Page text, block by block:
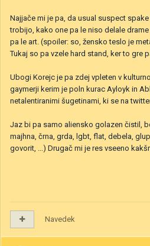
Najjače mi je pa, da usual suspect
trobijo, kako one pa le niso delale
pa le art. (spoiler: so, žensko teslo je
Tukaj so pa vzele hard stand, ker to gre
Ubogi Korejc je pa zdej vpleten v
gaymerji kerim je poln kurac Ayloyk in
netalentiranimi šugetinami, ki se na
Jaz bi pa samo aliensko golazen čistil,
majhna, črna, grda, lgbt, flat, debela,
govorit, ...) Drugač mi je res vseeno
Navedek